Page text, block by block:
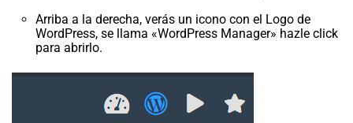
Arriba a la derecha, verás un icono con el Logo de
WordPress, se llama «WordPress Manager» hazle click
para abrirlo.